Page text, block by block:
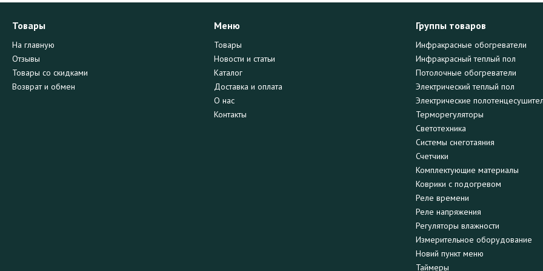
Товары
На главную
Отзывы
Товары со скидками
Возврат и обмен
Меню
Товары
Новости и статьи
Каталог
Доставка и оплата
О нас
Контакты
Группы товаров
Инфракрасные обогреватели
Инфракрасный теплый пол
Потолочные обогреватели
Электрический теплый пол
Электрические
Терморегуляторы
Светотехника
Системы снеготаяния
Счетчики
Комплектующие материалы
Коврики с подогревом
Реле времени
Реле напряжения
Регуляторы влажности
Измерительное оборудование
Новий пункт меню
Таймеры